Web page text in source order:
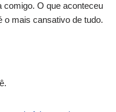
comigo. O que aconteceu
o mais cansativo de tudo.